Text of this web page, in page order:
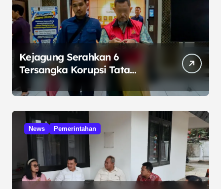
Kejagung Serahkan 6
Tersangka Korupsi Tata
Kelola Minyak ke Penuntut
Umum
News Pemerintahan